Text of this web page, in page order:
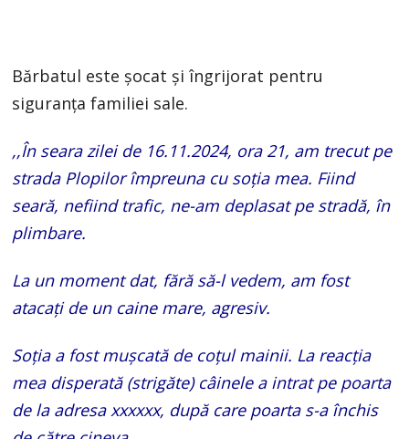
Bărbatul este șocat și îngrijorat pentru
siguranța familiei sale.
,,În seara zilei de 16.11.2024, ora 21, am trecut pe
strada Plopilor împreuna cu soția mea. Fiind
seară, nefiind trafic, ne-am deplasat pe stradă, în
plimbare.
La un moment dat, fără să-l vedem, am fost
atacați de un caine mare, agresiv.
Soția a fost mușcată de coțul mainii. La reacția
mea disperată (strigăte) câinele a intrat pe poarta
de la adresa xxxxxx, după care poarta s-a închis